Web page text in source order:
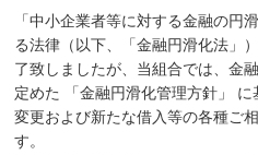
「中小企業者等に対する金融の円
る法律（以下、「金融円滑化法」
了致しましたが、当組合では、金
定めた 「金融円滑化管理方針」
変更および新たな借入等の各種ご
す。